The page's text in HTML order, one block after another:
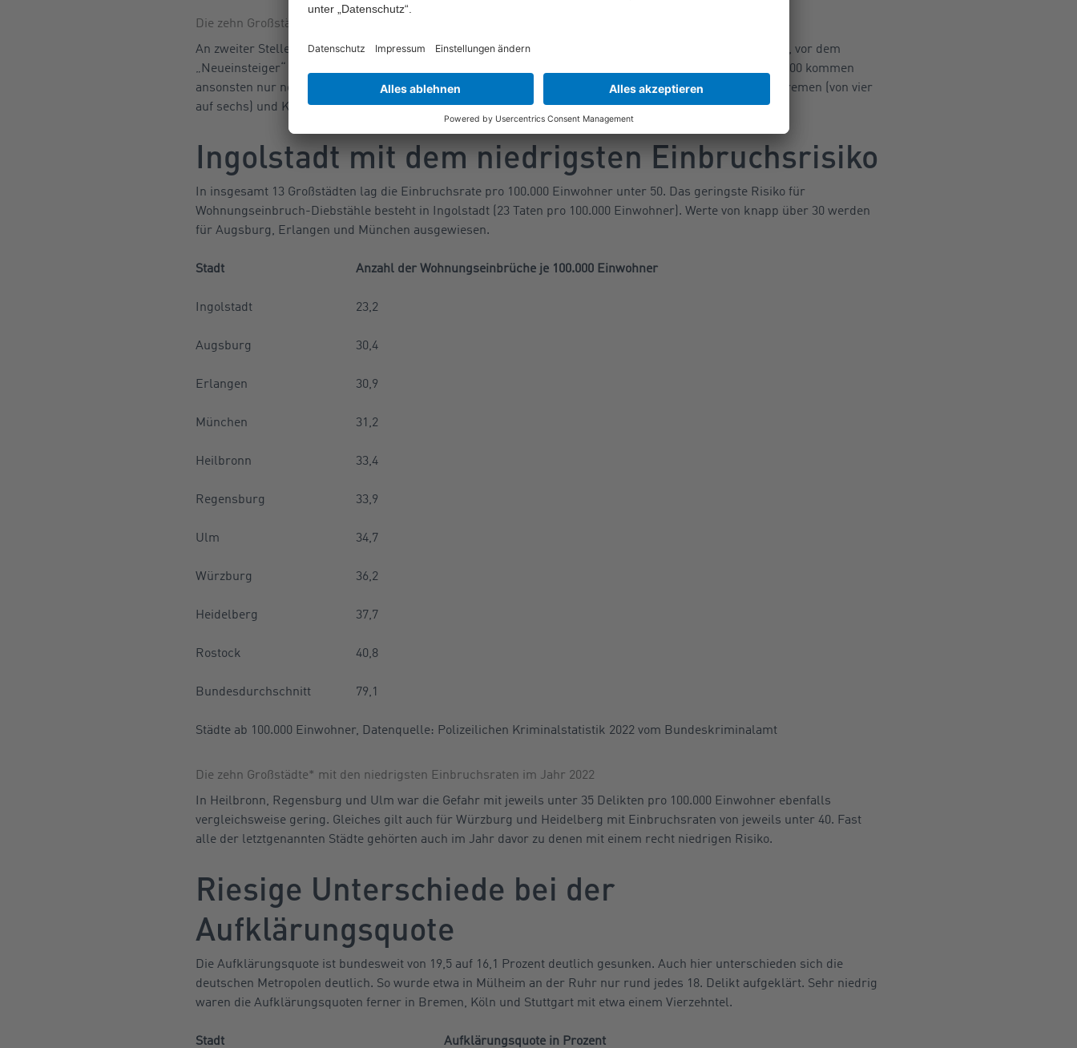
Die zehn Großstädte* mit den höchsten Einbruchsraten im Jahr 2022
An zweiter Stelle folgt Duisburg (plus 66,5 Punkte auf 229), das im Jahr zuvor auf Platz acht gelegen hatte, vor dem
„Neueinsteiger“ in die Top Ten Recklinghausen (221 Delikte pro 100.000 Einwohner). Auf Werte von über 200 kommen
ansonsten nur noch Mülheim an der Ruhr (von Platz zwei auf Position vier), Krefeld (von neun auf fünf), Bremen (von vier
auf sechs) und Köln (im Vorjahr nicht in der Top Ten).
Ingolstadt mit dem niedrigsten Einbruchsrisiko
In insgesamt 13 Großstädten lag die Einbruchsrate pro 100.000 Einwohner unter 50. Das geringste Risiko für
Wohnungseinbruch-Diebstähle besteht in Ingolstadt (23 Taten pro 100.000 Einwohner). Werte von knapp über 30 werden
für Augsburg, Erlangen und München ausgewiesen.
Die zehn Großstädte* mit den niedrigsten Einbruchsraten im Jahr 2022
Stadt Anzahl der Wohnungseinbrüche je 100.000 Einwohner
Städte ab 100.000 Einwohner, Datenquelle: Polizeilichen Kriminalstatistik 2022 vom Bundeskriminalamt
Ingolstadt 23,2
Augsburg 30,4
Erlangen 30,9
München 31,2
Heilbronn 33,4
Regensburg 33,9
Ulm 34,7
Würzburg 36,2
Heidelberg 37,7
Rostock 40,8
Bundesdurchschnitt 79,1
In Heilbronn, Regensburg und Ulm war die Gefahr mit jeweils unter 35 Delikten pro 100.000 Einwohner ebenfalls
vergleichsweise gering. Gleiches gilt auch für Würzburg und Heidelberg mit Einbruchsraten von jeweils unter 40. Fast
alle der letztgenannten Städte gehörten auch im Jahr davor zu denen mit einem recht niedrigen Risiko.
Riesige Unterschiede bei der
Aufklärungsquote
Die Aufklärungsquote ist bundesweit von 19,5 auf 16,1 Prozent deutlich gesunken. Auch hier unterschieden sich die
deutschen Metropolen deutlich. So wurde etwa in Mülheim an der Ruhr nur rund jedes 18. Delikt aufgeklärt. Sehr niedrig
waren die Aufklärungsquoten ferner in Bremen, Köln und Stuttgart mit etwa einem Vierzehntel.
Stadt Aufklärungsquote in Prozent